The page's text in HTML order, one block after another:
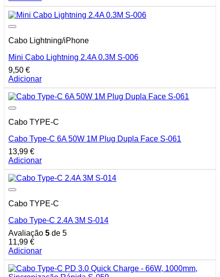
Cabo Lightning/iPhone
Mini Cabo Lightning 2.4A 0.3M S-006
9,50 €
Adicionar
Cabo TYPE-C
Cabo Type-C 6A 50W 1M Plug Dupla Face S-061
13,99 €
Adicionar
Cabo TYPE-C
Cabo Type-C 2.4A 3M S-014
Avaliação 5 de 5
11,99 €
Adicionar